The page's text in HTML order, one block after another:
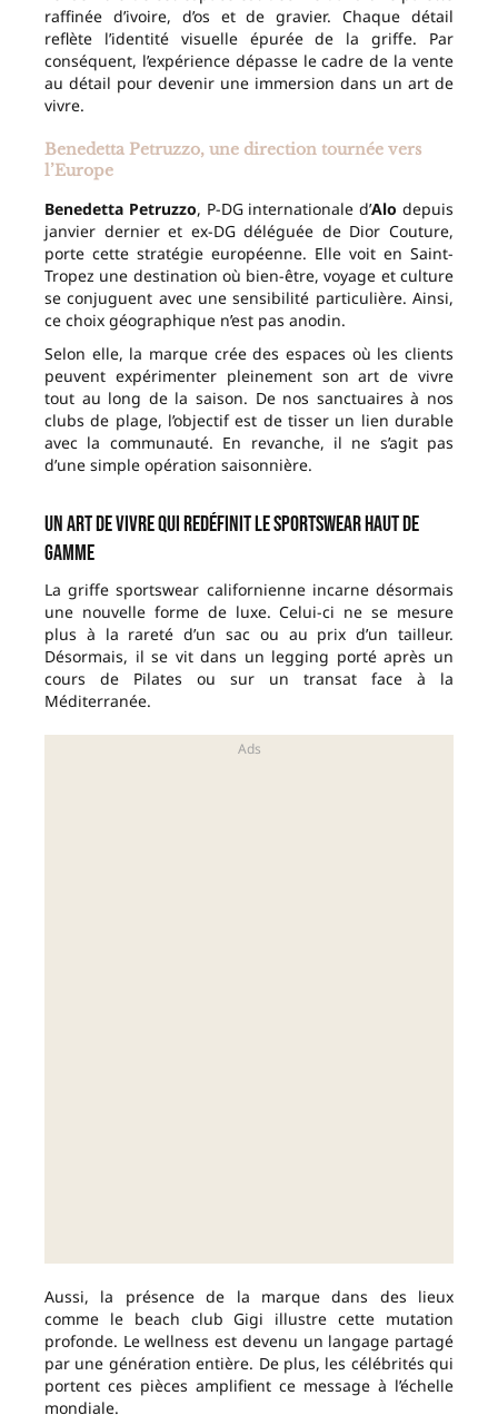
raffinée d’ivoire, d’os et de gravier. Chaque détail
reflète l’identité visuelle épurée de la griffe. Par
conséquent, l’expérience dépasse le cadre de la vente
au détail pour devenir une immersion dans un art de
vivre.
Benedetta Petruzzo, une direction tournée vers
l’Europe
Benedetta Petruzzo, P-DG internationale d’Alo depuis
janvier dernier et ex-DG déléguée de Dior Couture,
porte cette stratégie européenne. Elle voit en Saint-
Tropez une destination où bien-être, voyage et culture
se conjuguent avec une sensibilité particulière. Ainsi,
ce choix géographique n’est pas anodin.
Selon elle, la marque crée des espaces où les clients
peuvent expérimenter pleinement son art de vivre
tout au long de la saison. De nos sanctuaires à nos
clubs de plage, l’objectif est de tisser un lien durable
avec la communauté. En revanche, il ne s’agit pas
d’une simple opération saisonnière.
Un art de vivre qui redéfinit le sportswear haut de
gamme
La griffe sportswear californienne incarne désormais
une nouvelle forme de luxe. Celui-ci ne se mesure
plus à la rareté d’un sac ou au prix d’un tailleur.
Désormais, il se vit dans un legging porté après un
cours de Pilates ou sur un transat face à la
Méditerranée.
Aussi, la présence de la marque dans des lieux
comme le beach club Gigi illustre cette mutation
profonde. Le wellness est devenu un langage partagé
par une génération entière. De plus, les célébrités qui
portent ces pièces amplifient ce message à l’échelle
mondiale.